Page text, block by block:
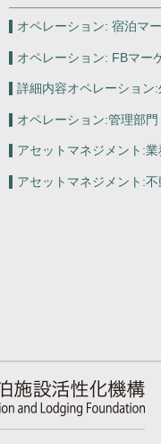
オペレーション: 宿泊マ
オペレーション: FBマー
詳細内容オペレーション:
オペレーション:管理部門
アセットマネジメント:業
アセットマネジメント:不